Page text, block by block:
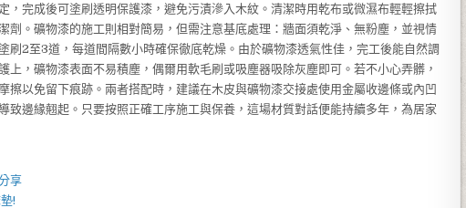
，完成後可塗刷透明保護漆，避免污漬滲入木紋。清潔時用乾布或微濕布輕輕擦拭
劑。礦物漆的施工則相對簡易，但需注意基底處理：牆面須乾淨、無粉塵，並視情
刷2至3道，每道間隔數小時確保徹底乾燥。由於礦物漆透氣性佳，完工後能自然調
上，礦物漆表面不易積塵，偶爾用軟毛刷或吸塵器吸除灰塵即可。若不小心弄髒，
擦以免留下痕跡。兩者搭配時，建議在木皮與礦物漆交接處使用金屬收邊條或內凹
致邊緣翹起。只要按照正確工序施工與保養，這場材質對話便能持續多年，為居家
享
!